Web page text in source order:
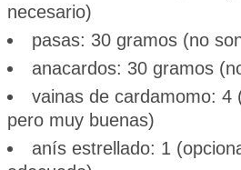
necesario)
pasas: 30 gramos (no
anacardos: 30 gramos
vainas de cardamomo: 4
pero muy buenas)
anís estrellado: 1